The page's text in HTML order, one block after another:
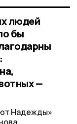
людей
бы
—
Надежды»